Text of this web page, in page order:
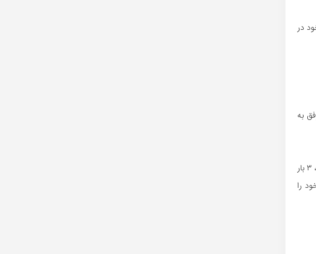
از این بازی هشت گل زده و یک پاس گل داده بود، مقابل موریرنسی توانست گل شماره ۹ خود در
به
ستاره ایرانی ریو آوه پس از درخشش مقابل موریرنسی و عملکردی که با ۴ برتری در دوئل‌های زمینی، ۴ برتری در نبردهای هوایی، ۳ بار
را